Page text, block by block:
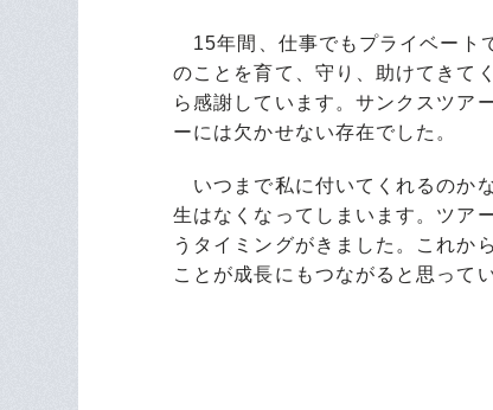
15年間、仕事でもプライベート
のことを育て、守り、助けてきて
ら感謝しています。サンクスツア
ーには欠かせない存在でした。
いつまで私に付いてくれるのか
生はなくなってしまいます。ツア
うタイミングがきました。これか
ことが成長にもつながると思って